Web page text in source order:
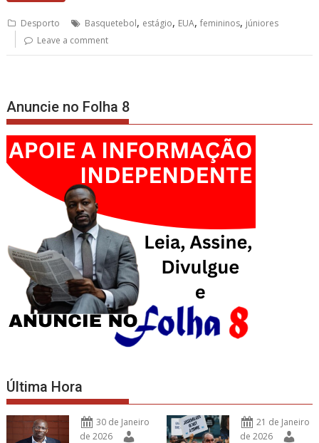
Desporto Basquetebol, estágio, EUA,femininos, júniores
Leave a comment
Anuncie no Folha 8
Última Hora
30 de Janeiro
de 2026
21 de Janeiro
de 2026